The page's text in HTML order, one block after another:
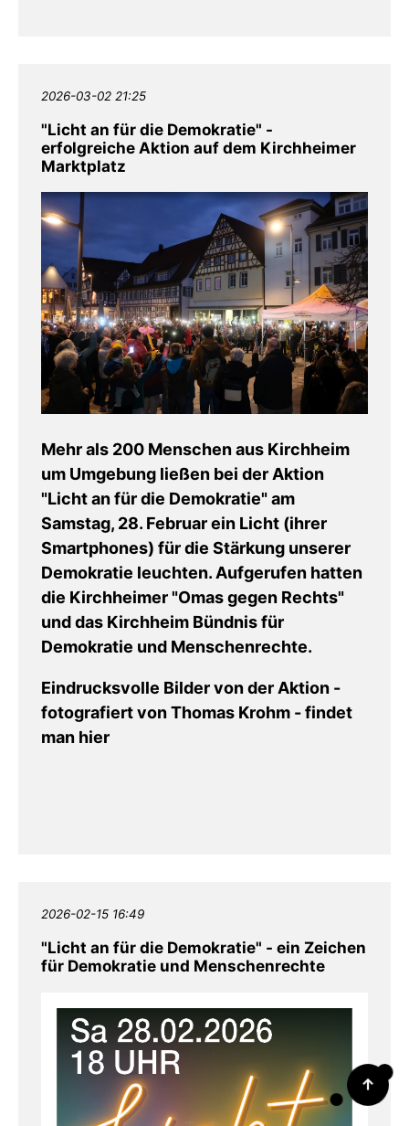
2026-03-02 21:25
"Licht an für die Demokratie" -
erfolgreiche Aktion auf dem Kirchheimer
Marktplatz
Mehr als 200 Menschen aus Kirchheim
um Umgebung ließen bei der Aktion
"Licht an für die Demokratie" am
Samstag, 28. Februar ein Licht (ihrer
Smartphones) für die Stärkung unserer
Demokratie leuchten. Aufgerufen hatten
die Kirchheimer "Omas gegen Rechts"
und das Kirchheim Bündnis für
Demokratie und Menschenrechte.
Eindrucksvolle Bilder von der Aktion -
fotografiert von Thomas Krohm - findet
man hier
2026-02-15 16:49
"Licht an für die Demokratie" - ein Zeichen
für Demokratie und Menschenrechte
↑